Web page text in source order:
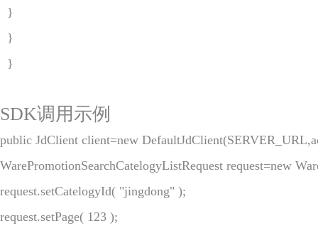
  }
  }
  }
SDK调用示例
public JdClient client=new
WarePromotionSearchCatelogyListRequest request=new
request.setCatelogyId( "jingdong" );
request.setPage( 123 );